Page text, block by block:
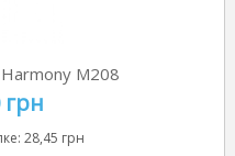
M208
грн
28,45 грн